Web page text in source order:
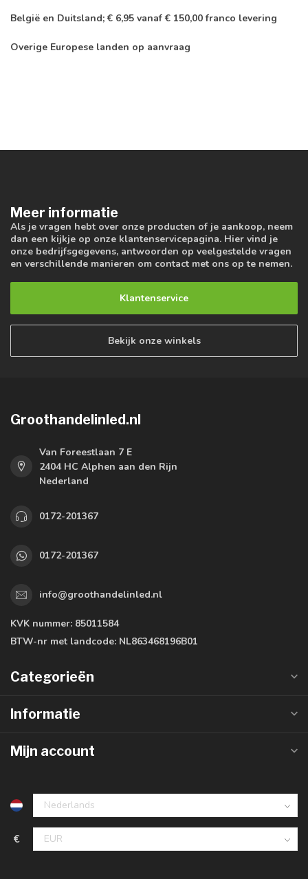
België en Duitsland; € 6,95 vanaf € 150,00 franco levering
Overige Europese landen op aanvraag
Meer informatie
Als je vragen hebt over onze producten of je aankoop, neem
dan een kijkje op onze klantenservicepagina. Hier vind je
onze bedrijfsgegevens, antwoorden op veelgestelde vragen
en verschillende manieren om contact met ons op te nemen.
Klantenservice
Bekijk onze winkels
Groothandelinled.nl
Van Foreestlaan 7 E
2404 HC Alphen aan den Rijn
Nederland
0172-201367
0172-201367
info@groothandelinled.nl
KVK nummer: 85011584
BTW-nr met landcode: NL863468196B01
Categorieën
Informatie
Mijn account
€